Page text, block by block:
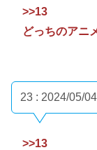
>>13
どっちのアニ
23 : 2024/05/
>>13